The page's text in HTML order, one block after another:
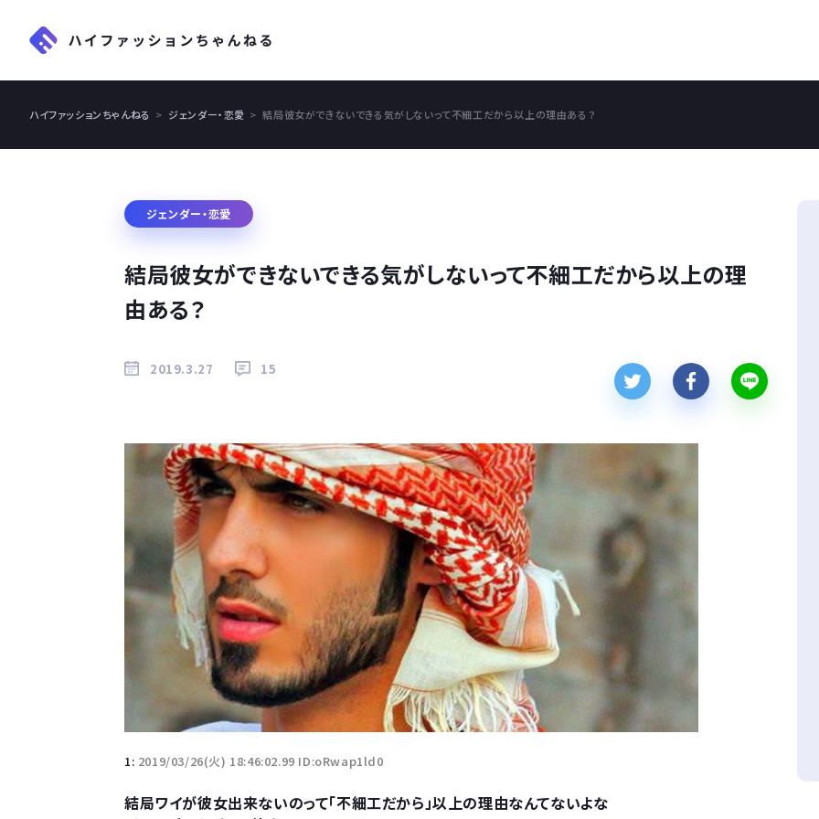
ハイファッションちゃんねる ジェンダー・恋愛 結局彼女ができないできる気がしないって不細工だから以上の理由ある？
ジェンダー・恋愛
結局彼女ができないできる気がしないって不細工だから以上の理
由ある？
2019.3.27 15
1: 2019/03/26(火) 18:46:02.99 ID:oRwap1ld0
結局ワイが彼女出来ないのって「不細工だから」以上の理由なんてないよな